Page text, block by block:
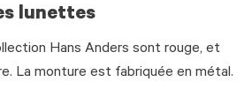
lunettes
Hans Anders sont rouge, et
La monture est fabriquée en métal.